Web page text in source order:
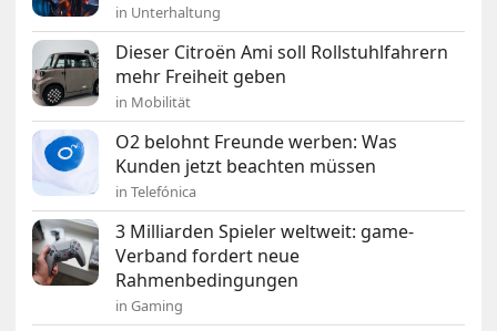
in Unterhaltung
Dieser Citroën Ami soll Rollstuhlfahrern
mehr Freiheit geben
in Mobilität
O2 belohnt Freunde werben: Was
Kunden jetzt beachten müssen
in Telefónica
3 Milliarden Spieler weltweit: game-
Verband fordert neue
Rahmenbedingungen
in Gaming